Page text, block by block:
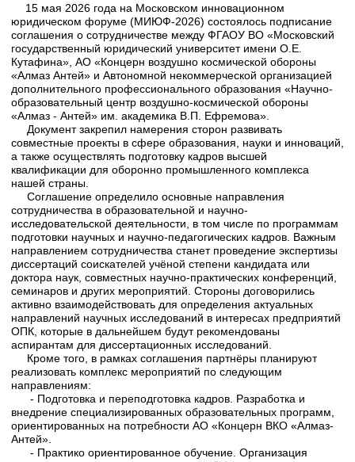
15 мая 2026 года на Московском инновационном
юридическом форуме (МИЮФ-2026) состоялось подписание
соглашения о сотрудничестве между ФГАОУ ВО «Московский
государственный юридический университет имени О.Е.
Кутафина», АО «Концерн воздушно космической обороны
«Алмаз Антей» и Автономной некоммерческой организацией
дополнительного профессионального образования «Научно-
образовательный центр воздушно-космической обороны
«Алмаз - Антей» им. академика В.П. Ефремова».
Документ закрепил намерения сторон развивать
совместные проекты в сфере образования, науки и инноваций,
а также осуществлять подготовку кадров высшей
квалификации для оборонно промышленного комплекса
нашей страны.
Соглашение определило основные направления
сотрудничества в образовательной и научно-
исследовательской деятельности, в том числе по программам
подготовки научных и научно-педагогических кадров. Важным
направлением сотрудничества станет проведение экспертизы
диссертаций соискателей учёной степени кандидата или
доктора наук, совместных научно-практических конференций,
семинаров и других мероприятий. Стороны договорились
активно взаимодействовать для определения актуальных
направлений научных исследований в интересах предприятий
ОПК, которые в дальнейшем будут рекомендованы
аспирантам для диссертационных исследований.
Кроме того, в рамках соглашения партнёры планируют
реализовать комплекс мероприятий по следующим
направлениям:
- Подготовка и переподготовка кадров. Разработка и
внедрение специализированных образовательных программ,
ориентированных на потребности АО «Концерн ВКО «Алмаз-
Антей».
- Практико ориентированное обучение. Организация